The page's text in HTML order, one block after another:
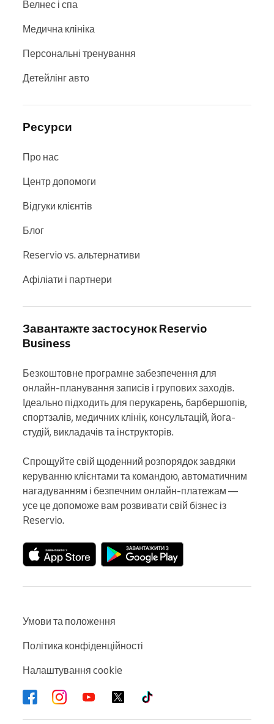
Велнес і спа
Медична клініка
Персональні тренування
Детейлінг авто
Ресурси
Про нас
Центр допомоги
Відгуки клієнтів
Блог
Reservio vs. альтернативи
Афіліати і партнери
Завантажте застосунок Reservio
Business
Безкоштовне програмне забезпечення для
онлайн-планування записів і групових заходів.
Ідеально підходить для перукарень, барбершопів,
спортзалів, медичних клінік, консультацій, йога-
студій, викладачів та інструкторів.
Спрощуйте свій щоденний розпорядок завдяки
керуванню клієнтами та командою, автоматичним
нагадуванням і безпечним онлайн-платежам —
усе це допоможе вам розвивати свій бізнес із
Reservio.
Умови та положення
Політика конфіденційності
Налаштування cookie